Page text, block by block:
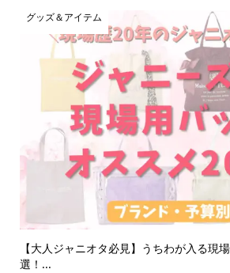
グッズ＆アイテム
【大人ジャニオタ必見】うちわが入る現
選！...